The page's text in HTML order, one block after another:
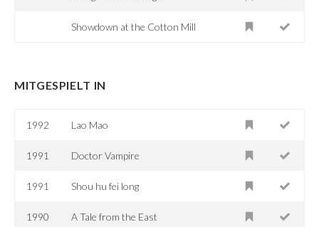
Showdown at the Cotton Mill
MITGESPIELT IN
1992 Lao Mao
1991 Doctor Vampire
1991 Shou hu fei long
1990 A Tale from the East